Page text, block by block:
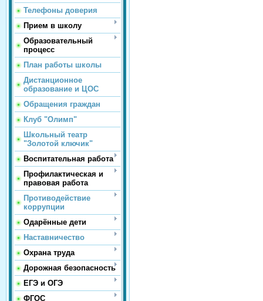
Телефоны доверия
Прием в школу
Образовательный
процесс
План работы школы
Дистанционное
образование и ЦОС
Обращения граждан
Клуб "Олимп"
Школьный театр
"Золотой ключик"
Воспитательная работа
Профилактическая и
правовая работа
Противодействие
коррупции
Одарённые дети
Наставничество
Охрана труда
Дорожная безопасность
ЕГЭ и ОГЭ
ФГОС